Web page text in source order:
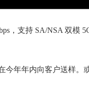
，支持 SA/NSA 双模
年年内向客户送样。